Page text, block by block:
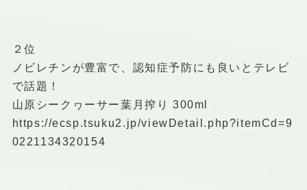
２位
ノビレチンが豊富で、認知症予防にも良いとテレビ
で話題！
山原シークヮーサー葉月搾り 300ml
https://ecsp.tsuku2.jp/viewDetail.php?itemCd=9
0221134320154